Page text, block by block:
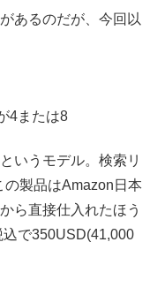
あるのだが、今回以
4または8
というモデル。検索リ
製品はAmazon日本
ら直接仕入れたほう
で350USD(41,000